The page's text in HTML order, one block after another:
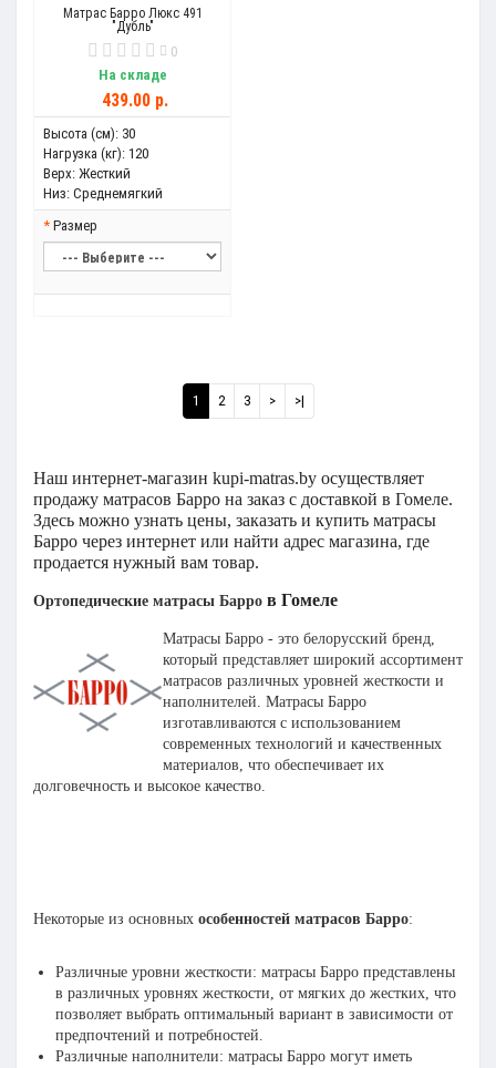
Матрас Барро Люкс 491
"Дубль"
0
На складе
439.00 р.
Высота (см): 30
Нагрузка (кг): 120
Верх: Жесткий
Низ: Среднемягкий
Размер
1 2 3 > >|
Наш интернет-магазин kupi-matras.by осуществляет
продажу матрасов Барро на заказ с доставкой в Гомеле.
Здесь можно узнать цены, заказать и купить матрасы
Барро через интернет или найти адрес магазина, где
продается нужный вам товар.
Ортопедические матрасы Барро в Гомеле
Матрасы Барро - это белорусский бренд,
который представляет широкий ассортимент
матрасов различных уровней жесткости и
наполнителей. Матрасы Барро
изготавливаются с использованием
современных технологий и качественных
материалов, что обеспечивает их
долговечность и высокое качество.
Некоторые из основных особенностей матрасов Барро:
Различные уровни жесткости: матрасы Барро представлены
в различных уровнях жесткости, от мягких до жестких, что
позволяет выбрать оптимальный вариант в зависимости от
предпочтений и потребностей.
Различные наполнители: матрасы Барро могут иметь